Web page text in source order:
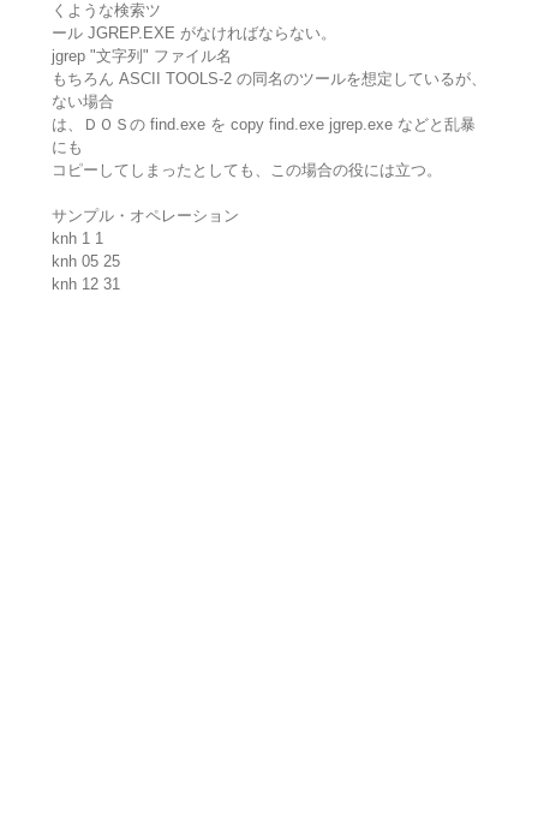
くような検索ツ
ール JGREP.EXE がなければならない。
jgrep "文字列" ファイル名
もちろん ASCII TOOLS-2 の同名のツールを想定しているが、
ない場合
は、ＤＯＳの find.exe を copy find.exe jgrep.exe などと乱暴
にも
コピーしてしまったとしても、この場合の役には立つ。
サンプル・オペレーション
knh 1 1
knh 05 25
knh 12 31